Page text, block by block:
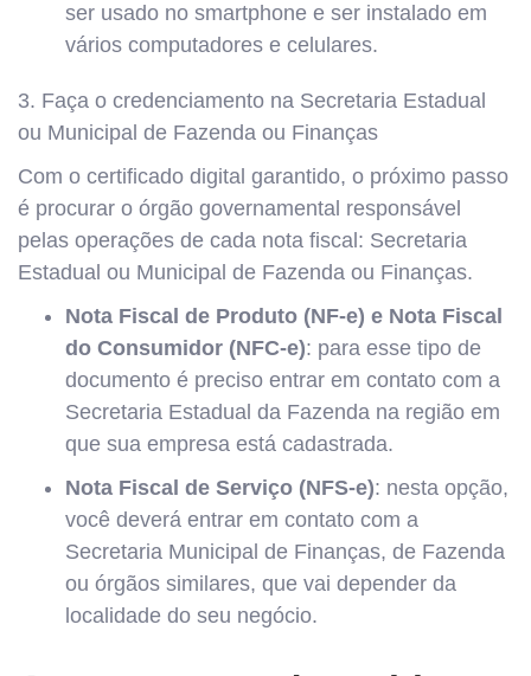
ser usado no smartphone e ser instalado em
vários computadores e celulares.
3. Faça o credenciamento na Secretaria Estadual
ou Municipal de Fazenda ou Finanças
Com o certificado digital garantido, o próximo passo
é procurar o órgão governamental responsável
pelas operações de cada nota fiscal: Secretaria
Estadual ou Municipal de Fazenda ou Finanças.
Nota Fiscal de Produto (NF-e) e Nota Fiscal
do Consumidor (NFC-e): para esse tipo de
documento é preciso entrar em contato com a
Secretaria Estadual da Fazenda na região em
que sua empresa está cadastrada.
Nota Fiscal de Serviço (NFS-e): nesta opção,
você deverá entrar em contato com a
Secretaria Municipal de Finanças, de Fazenda
ou órgãos similares, que vai depender da
localidade do seu negócio.